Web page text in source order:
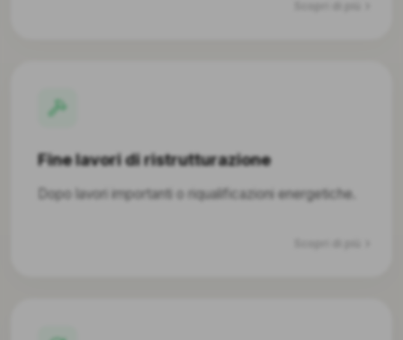
Fine lavori di ristrutturazione
Dopo lavori importanti o riqualificazioni energetiche.